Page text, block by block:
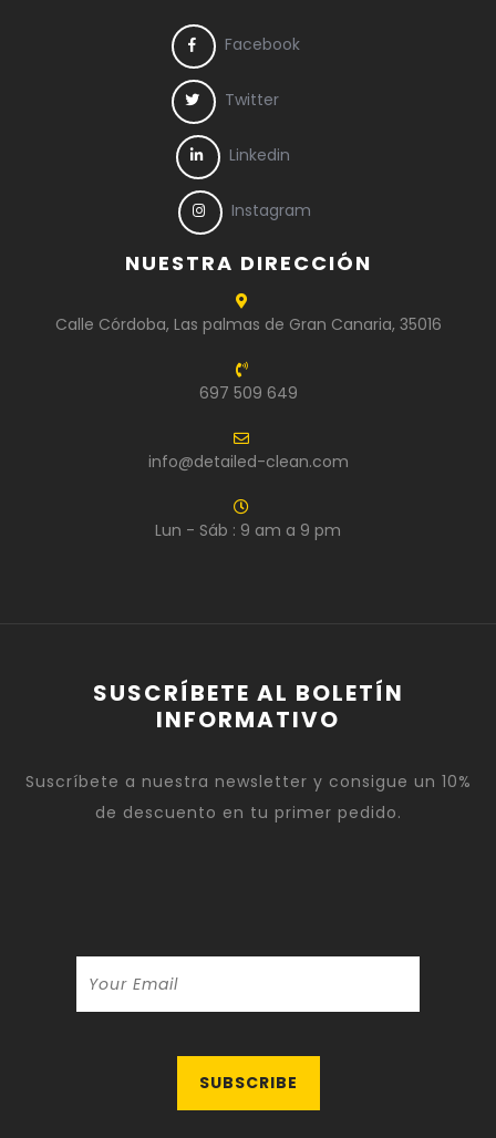
Facebook
Twitter
Linkedin
Instagram
NUESTRA DIRECCIÓN
Calle Córdoba, Las palmas de Gran Canaria, 35016
697 509 649
info@detailed-clean.com
Lun - Sáb : 9 am a 9 pm
SUSCRÍBETE AL BOLETÍN
INFORMATIVO
Suscríbete a nuestra newsletter y consigue un 10%
de descuento en tu primer pedido.